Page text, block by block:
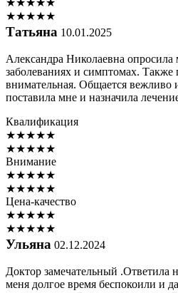
★★★★★
Татьяна 10.01.2025
Александра Николаевна
заболеваниях и симптомах. Также
внимательная. Общается вежливо
поставила мне и назначила
Квалификация
★★★★★
★★★★★
Внимание
★★★★★
★★★★★
Цена-качество
★★★★★
★★★★★
Ульяна 02.12.2024
Доктор замечательный .Ответила
меня долгое время беспокоили и